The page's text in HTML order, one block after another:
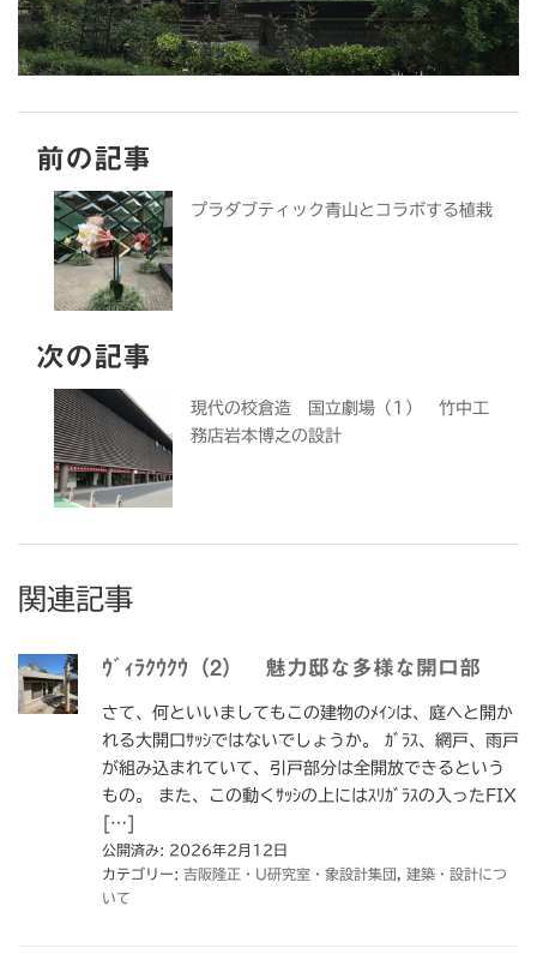
前の記事
プラダブティック青山とコラボする植栽
次の記事
現代の校倉造 国立劇場（1） 竹中工
務店岩本博之の設計
関連記事
ｳﾞｨﾗｸｳｸｳ（2） 魅力邸な多様な開口部
さて、何といいましてもこの建物のﾒｲﾝは、庭へと開か
れる大開口ｻｯｼではないでしょうか。 ｶﾞﾗｽ、網戸、雨戸
が組み込まれていて、引戸部分は全開放できるという
もの。 また、この動くｻｯｼの上にはｽﾘｶﾞﾗｽの入ったFIX
[…]
公開済み: 2026年2月12日
カテゴリー: 吉阪隆正・U研究室・象設計集団, 建築・設計につ
いて